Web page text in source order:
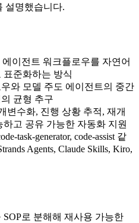
설명했습니다.
에이전트 워크플로우를 자연어
표준화하는 방식
와 모델 주도 에이전트의 중간
균형 추구
변수화, 진행 상황 추적, 재개
고 공유 가능한 자동화 지원
task-generator, code-assist 같
Agents, Claude Skills, Kiro,
로 분해해 재사용 가능한